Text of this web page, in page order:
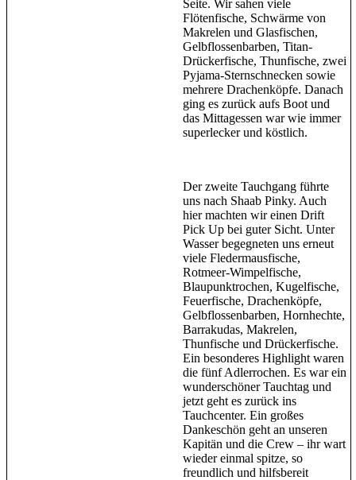
Seite. Wir sahen viele
Flötenfische, Schwärme von
Makrelen und Glasfischen,
Gelbflossenbarben, Titan-
Drückerfische, Thunfische, zwei
Pyjama-Sternschnecken sowie
mehrere Drachenköpfe. Danach
ging es zurück aufs Boot und
das Mittagessen war wie immer
superlecker und köstlich.
Der zweite Tauchgang führte
uns nach Shaab Pinky. Auch
hier machten wir einen Drift
Pick Up bei guter Sicht. Unter
Wasser begegneten uns erneut
viele Fledermausfische,
Rotmeer-Wimpelfische,
Blaupunktrochen, Kugelfische,
Feuerfische, Drachenköpfe,
Gelbflossenbarben, Hornhechte,
Barrakudas, Makrelen,
Thunfische und Drückerfische.
Ein besonderes Highlight waren
die fünf Adlerrochen. Es war ein
wunderschöner Tauchtag und
jetzt geht es zurück ins
Tauchcenter. Ein großes
Dankeschön geht an unseren
Kapitän und die Crew – ihr wart
wieder einmal spitze, so
freundlich und hilfsbereit